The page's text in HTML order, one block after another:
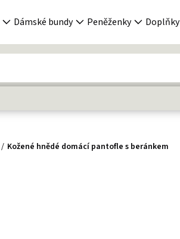
Dámské bundy Peněženky Doplňky
Kožené hnědé domácí pantofle s beránkem